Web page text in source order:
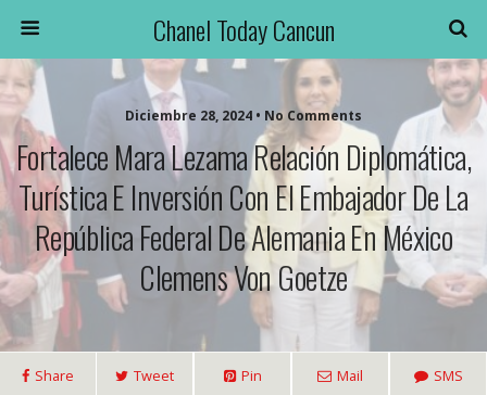
Chanel Today Cancun
Diciembre 28, 2024 • No Comments
Fortalece Mara Lezama Relación Diplomática,
Turística E Inversión Con El Embajador De La
República Federal De Alemania En México
Clemens Von Goetze
Share Tweet Pin Mail SMS